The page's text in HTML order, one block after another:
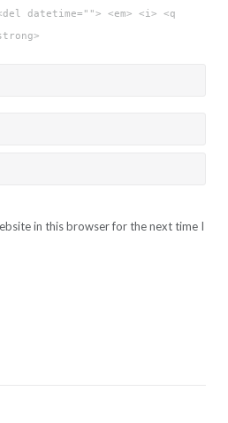
datetime=""> <em> <i> <q
in this browser for the next time I